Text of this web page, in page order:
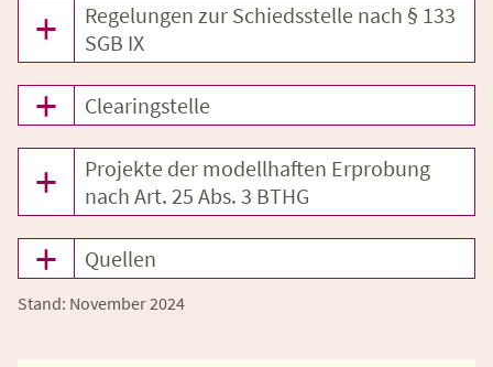
Regelungen zur Schiedsstelle nach § 133
SGB IX
Clearingstelle
Projekte der modellhaften Erprobung
nach Art. 25 Abs. 3 BTHG
Quellen
Stand: November 2024